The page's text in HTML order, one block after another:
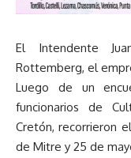
El Intendente
Rottemberg, el
Luego de un
funcionarios de
Cretón, recorrieron
de Mitre y 25 de